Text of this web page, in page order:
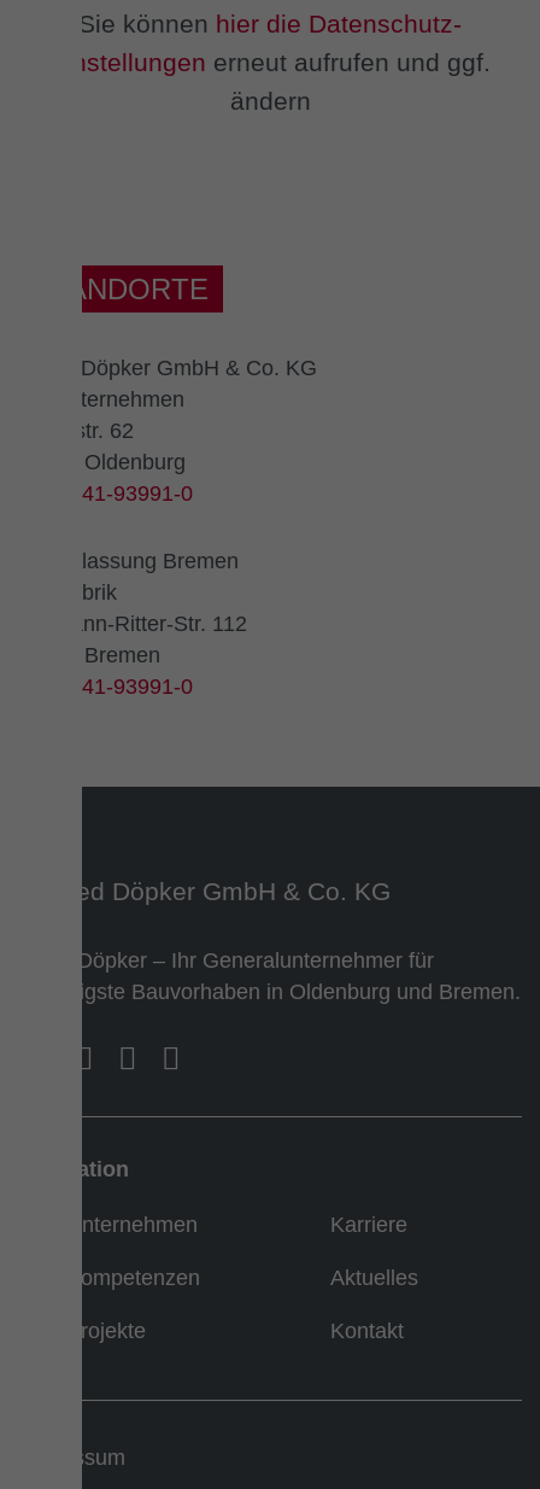
Sie können hier die Datenschutz-
Einstellungen erneut aufrufen und ggf.
ändern
STANDORTE
Alfred Döpker GmbH & Co. KG
Bauunternehmen
Ekernstr. 62
26125 Oldenburg
0441-93991-0
Niederlassung Bremen
Die Fabrik
Hermann-Ritter-Str. 112
28197 Bremen
0441-93991-0
Team Döpker – Ihr Generalunternehmer für
vielfältigste Bauvorhaben in Oldenburg und Bremen.
Navigation
Unternehmen
Kompetenzen
Projekte
Karriere
Aktuelles
Kontakt
Impressum